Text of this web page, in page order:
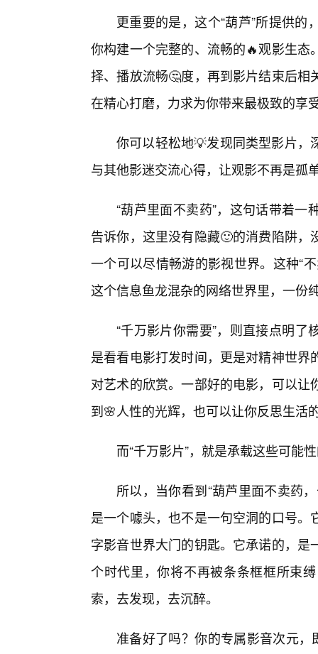
更重要的是，这个“葫芦”所提供
你构建一个完整的、流畅的🔥观影生
择、播放流畅🤔度，再到影片结束后
在精心打磨，力求为你带来最极致的享
你可以轻松地💡发现同类型影片，
与其他影迷交流心得，让观影不再是孤
“葫芦里面不卖药”，这句话带着
告诉你，这里没有隐藏🙂的消费陷阱
一个可以尽情畅游的影视世界。这种“
这个信息鱼龙混杂的网络世界里，一份
“千万影片你需要”，则直接点明
是看看电影打发时间，更是对精神世
对艺术的欣赏。一部好的电影，可以
到🌸人性的光辉，也可以让你反思生活
而“千万影片”，就是承载这些可能
所以，当你看到“葫芦里面不卖药
是一个噱头，也不是一句空洞的口号
字影音世界大门的钥匙。它承诺的，
个时代里，你将不再被条条框框所束
索，去发现，去沉醉。
准备好了吗？你的专属影音次元，